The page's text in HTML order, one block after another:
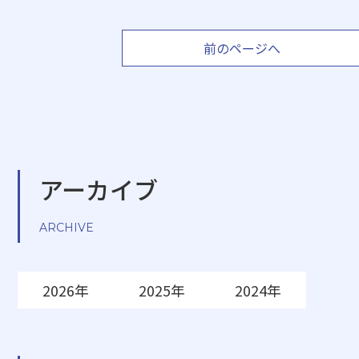
前のページへ
アーカイブ
ARCHIVE
2026年 2025年 2024年